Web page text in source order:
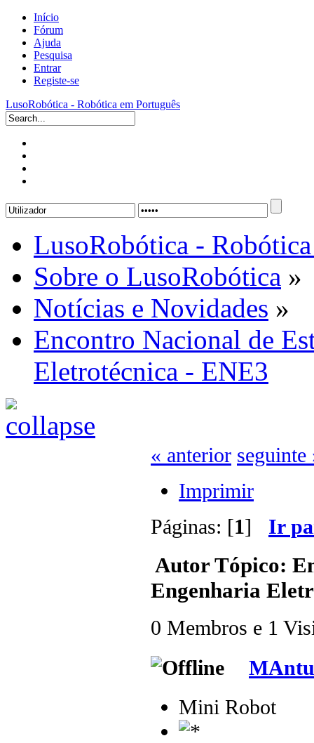
Início
Fórum
Ajuda
Pesquisa
Entrar
Registe-se
LusoRobótica - Robótica em Português
LusoRobótica -
Sobre o LusoRobótica »
Notícias e Novidades »
Encontro Nacional de
Eletrotécnica - ENE3
« anterior seguinte
Imprimir
Páginas: [1] Ir
AutorTópico:
Engenharia
0 Membros e 1
Mini Robot